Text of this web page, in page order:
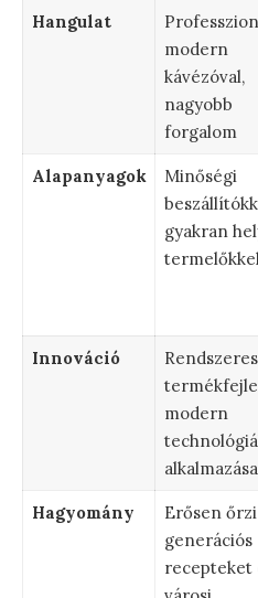
Hangulat
modern
kávézóval,
nagyobb
forgalom
Alapanyagok
Minőségi
gyakran
Innováció
Rendszeres
modern
alkalmazása
Hagyomány
Erősen
generációs
recepteket